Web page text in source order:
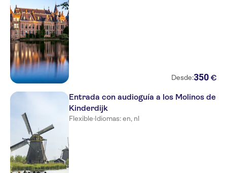
Desde:350 €
Entrada con audioguía a los Molinos de
Kinderdijk
Flexible·Idiomas: en, nl